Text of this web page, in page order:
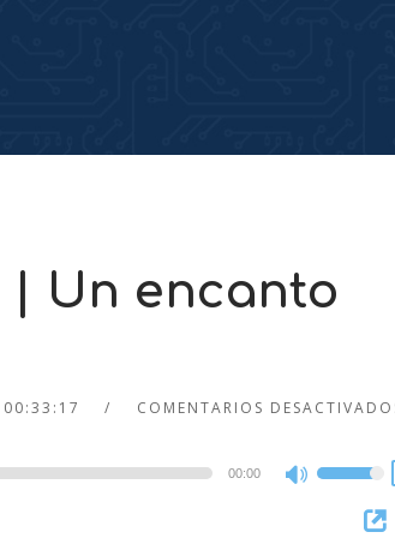
| Un encanto
00:33:17 COMENTARIOS
00:00
Use
Up/Down